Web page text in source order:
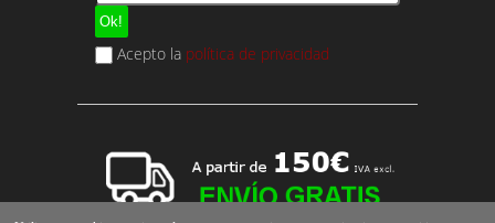
Acepto la política de privacidad